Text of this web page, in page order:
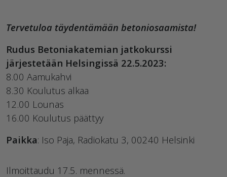
Tervetuloa täydentämään betoniosaamista!
Rudus Betoniakatemian jatkokurssi
järjestetään Helsingissä 22.5.2023:
8.00 Aamukahvi
8.30 Koulutus alkaa
12.00 Lounas
16.00 Koulutus päättyy
Paikka: Iso Paja, Radiokatu 3, 00240 Helsinki
Ilmoittaudu 17.5. mennessä.